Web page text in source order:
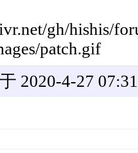
gh/hishis/
patch.gif
2020-4-27